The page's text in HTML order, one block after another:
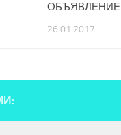
ОБЪЯВЛЕНИЕ
26.01.2017